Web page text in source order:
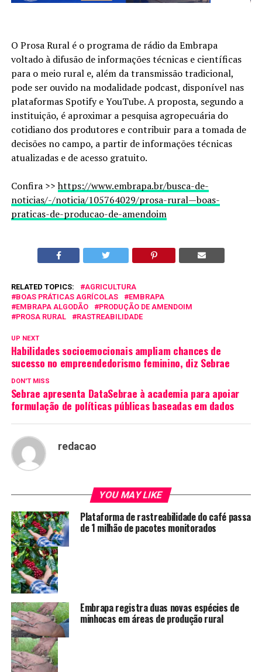
O Prosa Rural é o programa de rádio da Embrapa
voltado à difusão de informações técnicas e científicas
para o meio rural e, além da transmissão tradicional,
pode ser ouvido na modalidade podcast, disponível nas
plataformas Spotify e YouTube. A proposta, segundo a
instituição, é aproximar a pesquisa agropecuária do
cotidiano dos produtores e contribuir para a tomada de
decisões no campo, a partir de informações técnicas
atualizadas e de acesso gratuito.
Confira >>https://www.embrapa.br/busca-de-
noticias/-/noticia/105764029/prosa-rural—boas-
praticas-de-producao-de-amendoim
RELATED TOPICS:
AGRICULTURA
BOAS PRÁTICAS AGRÍCOLAS
EMBRAPA
EMBRAPA ALGODÃO
PRODUÇÃO DE AMENDOIM
PROSA RURAL
RASTREABILIDADE
UP NEXT
Habilidades socioemocionais ampliam chances de
sucesso no empreendedorismo feminino, diz Sebrae
DON'T MISS
Sebrae apresenta DataSebrae à academia para apoiar
formulação de políticas públicas baseadas em dados
redacao
YOU MAY LIKE
Plataforma de rastreabilidade do café passa
de 1 milhão de pacotes monitorados
Embrapa registra duas novas espécies de
minhocas em áreas de produção rural